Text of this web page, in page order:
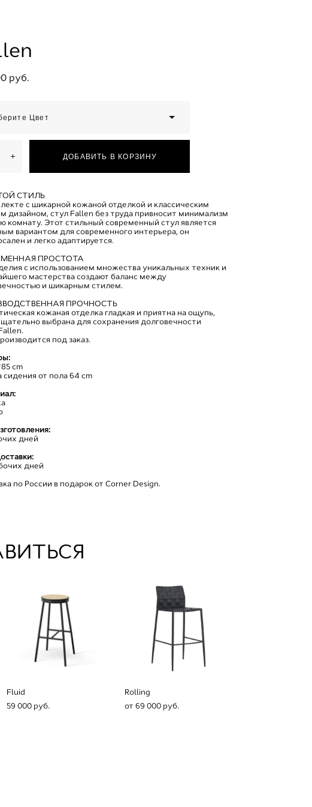
pуб.
Цвет
ДОБАВИТЬ В КОРЗИНУ
СТИЛЬ
с шикарной кожаной отделкой и классическим
дизайном, стул Fallen без труда привносит минимализм
комнату. Этот стильный современный стул является
вариантом для современного интерьера, он
и легко адаптируется.
ПРОСТОТА
с использованием множества уникальных техник и
мастерства создают баланс между
и шикарным стилем.
ПРОЧНОСТЬ
кожаная отделка гладкая и приятна на ощупь,
выбрана для сохранения долговечности
под заказ.
cm
сидения от пола 64 сm
дней
дней
по России в подарок от Corner Design.
Fluid
59 000 pуб.
Rolling
от 69 000 pуб.